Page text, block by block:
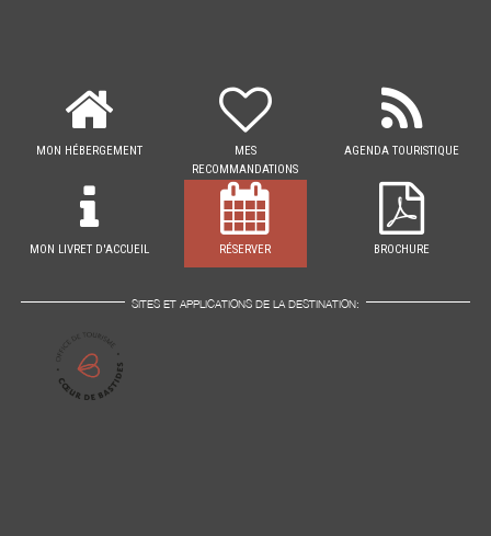
MON HÉBERGEMENT
MES
RECOMMANDATIONS
AGENDA TOURISTIQUE
MON LIVRET D'ACCUEIL RÉSERVER BROCHURE
SITES ET APPLICATIONS DE LA DESTINATION: